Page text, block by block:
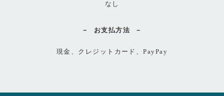
なし
お支払方法
現金、クレジットカード、PayPay